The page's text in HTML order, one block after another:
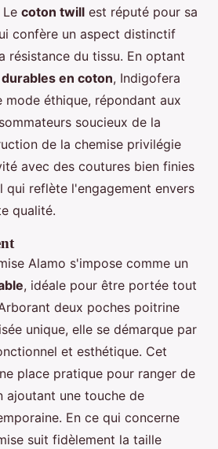
coton twill est réputé pour sa
confère un aspect distinctif
résistance du tissu. En optant
en coton, Indigofera
mode éthique, répondant aux
soucieux de la
de la chemise privilégie
avec des coutures bien finies
qui reflète l'engagement envers
qualité.
Alamo s'impose comme un
, idéale pour être portée tout
deux poches poitrine
unique, elle se démarque par
et esthétique. Cet
place pratique pour ranger de
une touche de
En ce qui concerne
suit fidèlement la taille